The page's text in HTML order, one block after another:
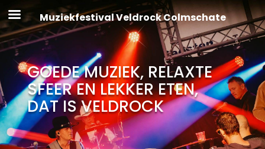
GOEDE MUZIEK, RELAXTE
SFEER EN LEKKER ETEN,
DAT IS VELDROCK
Muziekfestival Veldrock Colmschate